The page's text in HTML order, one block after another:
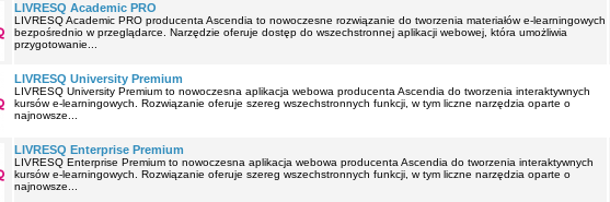
LIVRESQ Academic PRO
LIVRESQ Academic PRO producenta Ascendia to nowoczesne rozwiązanie do tworzenia materiałów e-learningowych
bezpośrednio w przeglądarce. Narzędzie oferuje dostęp do wszechstronnej aplikacji webowej, która umożliwia
przygotowanie...
LIVRESQ University Premium
LIVRESQ University Premium to nowoczesna aplikacja webowa producenta Ascendia do tworzenia interaktywnych
kursów e-learningowych. Rozwiązanie oferuje szereg wszechstronnych funkcji, w tym liczne narzędzia oparte o
najnowsze...
LIVRESQ Enterprise Premium
LIVRESQ Enterprise Premium to nowoczesna aplikacja webowa producenta Ascendia do tworzenia interaktywnych
kursów e-learningowych. Rozwiązanie oferuje szereg wszechstronnych funkcji, w tym liczne narzędzia oparte o
najnowsze...